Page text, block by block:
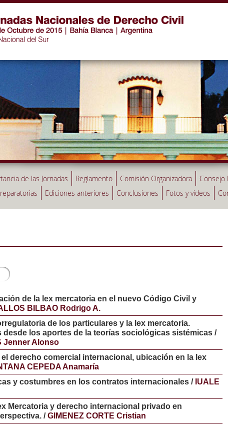
de las Jornadas Reglamento Comisión Organizadora Consejo
Ediciones anteriores Conclusiones Fotos y videos
de la lex mercatoria en el nuevo Código Civil y
BILBAO Rodrigo A.
de los particulares y la lex mercatoria.
los aportes de la teorías sociológicas sistémicas /
Jenner Alonso
derecho comercial internacional, ubicación en la lex
CEPEDA Anamaría
y costumbres en los contratos internacionales / IUALE
Mercatoria y derecho internacional privado en
/GIMENEZ CORTE Cristian